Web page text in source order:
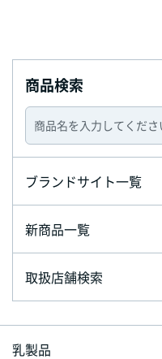
商品検索
ブランドサイト一覧
新商品一覧
取扱店舗検索
乳製品